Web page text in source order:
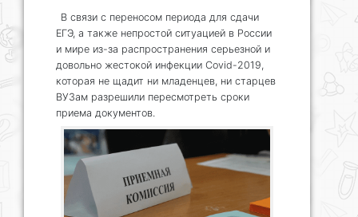
В связи с переносом периода для сдачи
ЕГЭ, а также непростой ситуацией в России
и мире из-за распространения серьезной и
довольно жестокой инфекции Covid-2019,
которая не щадит ни младенцев, ни старцев
ВУЗам разрешили пересмотреть сроки
приема документов.